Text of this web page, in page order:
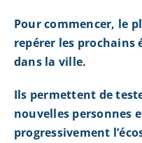
Pour commencer, le
repérer les prochains
dans la ville.
Ils permettent de
nouvelles personnes
progressivement